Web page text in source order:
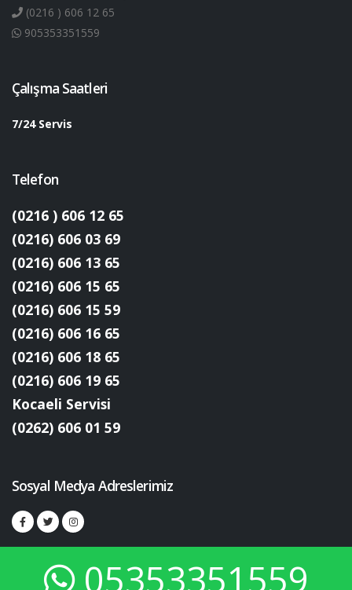
05353351559
(0216 ) 606 12 65
905353351559
Çalışma Saatleri
7/24 Servis
Telefon
(0216 ) 606 12 65
(0216) 606 03 69
(0216) 606 13 65
(0216) 606 15 65
(0216) 606 15 59
(0216) 606 16 65
(0216) 606 18 65
(0216) 606 19 65
Kocaeli Servisi
(0262) 606 01 59
Sosyal Medya Adreslerimiz